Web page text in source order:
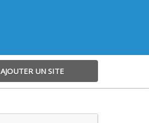
AJOUTER UN SITE